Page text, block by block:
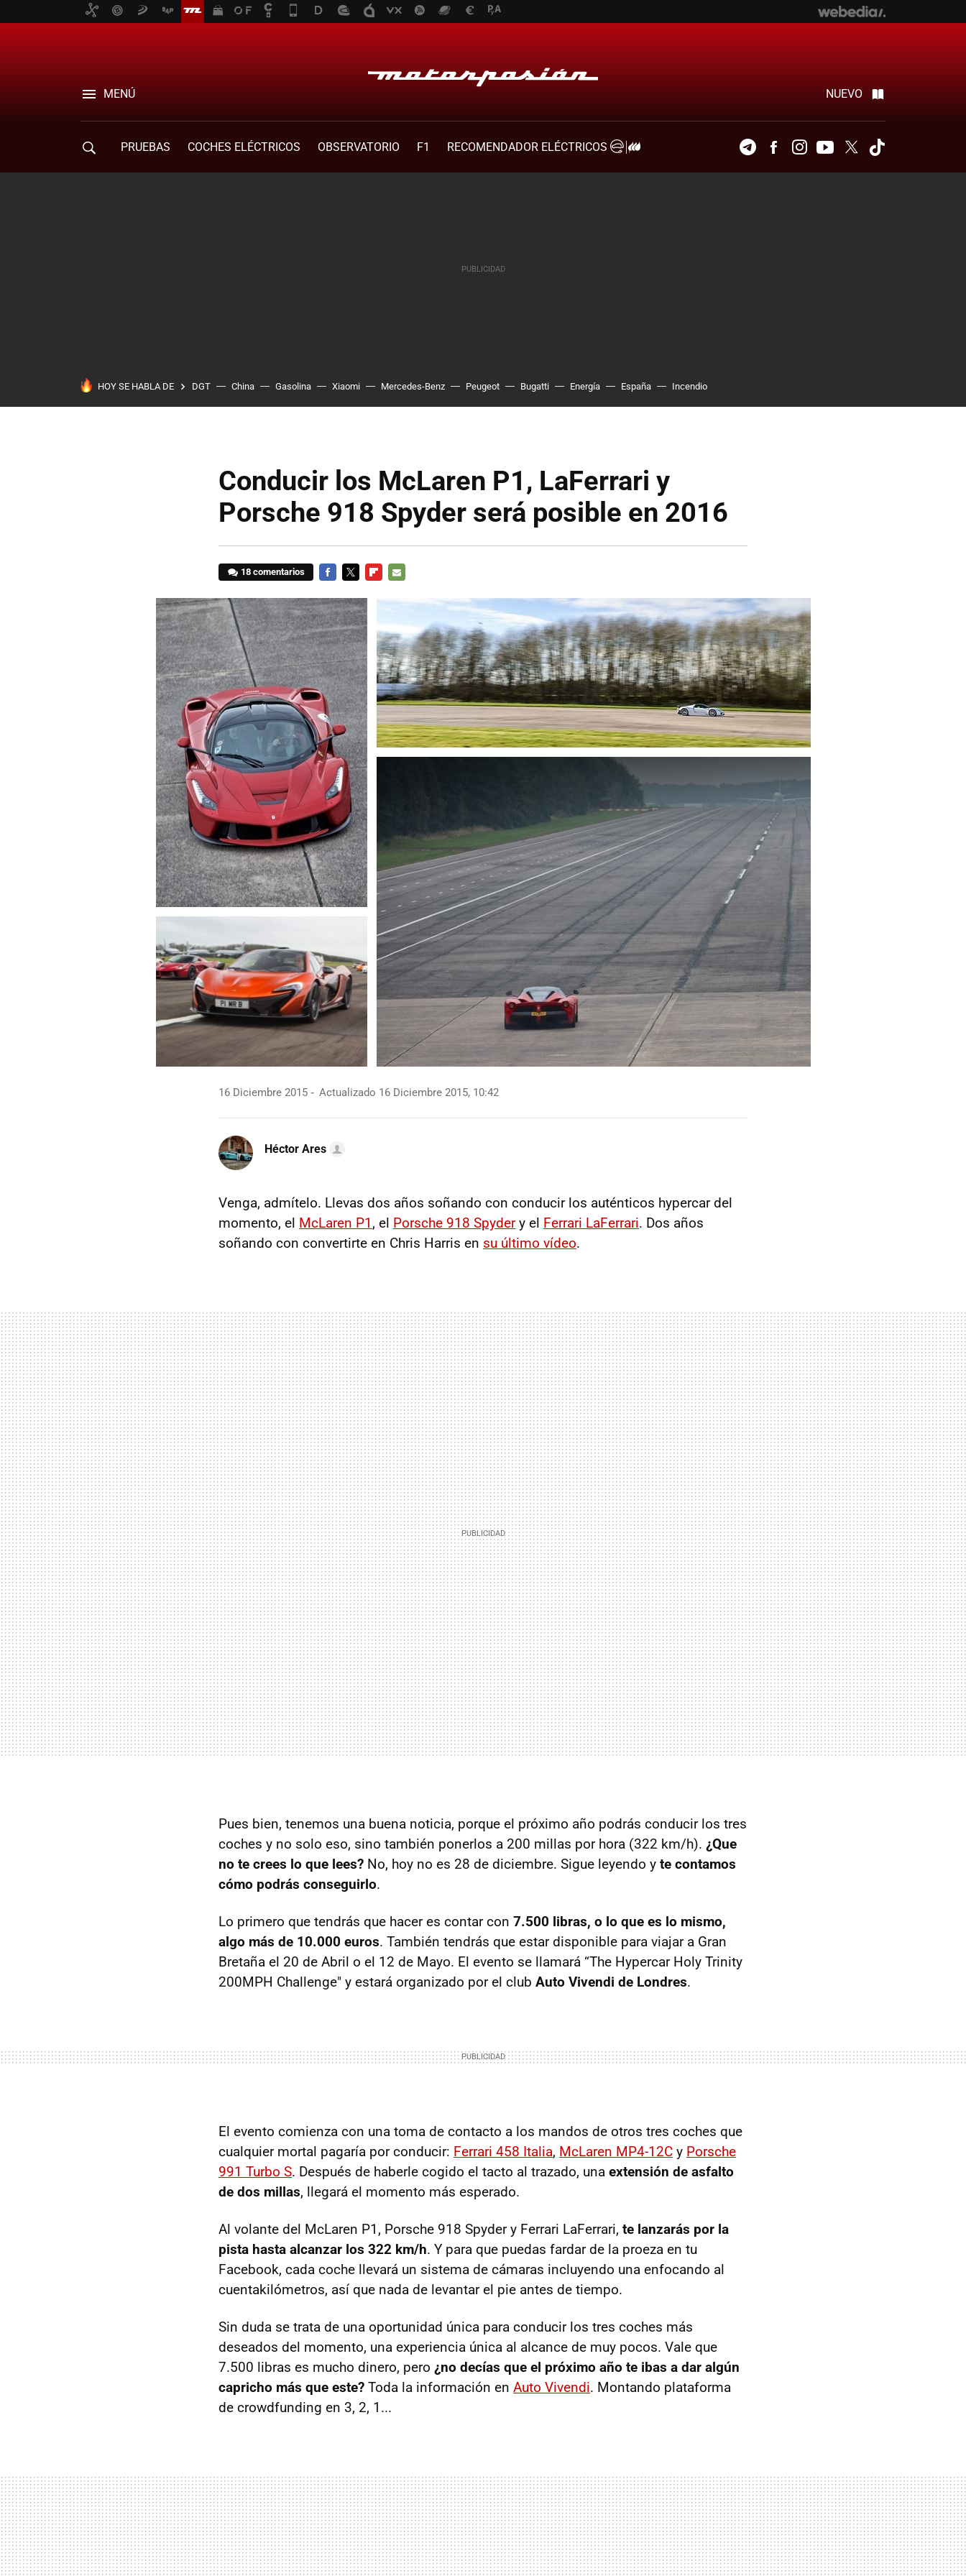
MENÚ NUEVO
PRUEBAS COCHES ELÉCTRICOS OBSERVATORIO F1
RECOMENDADOR ELÉCTRICOS
TelegramFacebookInstagramYoutubeTwitter
HOY SE HABLA DE DGT China Gasolina Xiaomi Mercedes-Benz Peugeot Bugatti Energía España Incendio
Conducir los McLaren P1, LaFerrari y
Porsche 918 Spyder será posible en 2016
18 comentarios
MAIL
16 Diciembre 2015 Actualizado 16 Diciembre 2015, 10:42
Héctor Ares
Venga, admítelo. Llevas dos años soñando con conducir los auténticos hypercar del
momento, el McLaren P1 , el Porsche 918 Spydery el Ferrari LaFerrari. Dos años
soñando con convertirte en Chris Harris en su último vídeo.
Pues bien, tenemos una buena noticia, porque el próximo año podrás conducir los tres
coches y no solo eso, sino también ponerlos a 200 millas por hora (322 km/h). ¿Que
no te crees lo que lees? No, hoy no es 28 de diciembre. Sigue leyendo y te contamos
cómo podrás conseguirlo.
Lo primero que tendrás que hacer es contar con 7.500 libras, o lo que es lo mismo,
algo más de 10.000 euros. También tendrás que estar disponible para viajar a Gran
Bretaña el 20 de Abril o el 12 de Mayo. El evento se llamará “The Hypercar Holy Trinity
200MPH Challenge" y estará organizado por el club Auto Vivendi de Londres.
El evento comienza con una toma de contacto a los mandos de otros tres coches que
cualquier mortal pagaría por conducir: Ferrari 458 Italia, McLaren MP4-12C y Porsche
991 Turbo S. Después de haberle cogido el tacto al trazado, una extensión de asfalto
de dos millas, llegará el momento más esperado.
Al volante del McLaren P1, Porsche 918 Spyder y Ferrari LaFerrari, te lanzarás por la
pista hasta alcanzar los 322 km/h. Y para que puedas fardar de la proeza en tu
Facebook, cada coche llevará un sistema de cámaras incluyendo una enfocando al
cuentakilómetros, así que nada de levantar el pie antes de tiempo.
Sin duda se trata de una oportunidad única para conducir los tres coches más
deseados del momento, una experiencia única al alcance de muy pocos. Vale que
7.500 libras es mucho dinero, pero ¿no decías que el próximo año te ibas a dar algún
capricho más que este? Toda la información en Auto Vivendi. Montando plataforma
de crowdfunding en 3, 2, 1...